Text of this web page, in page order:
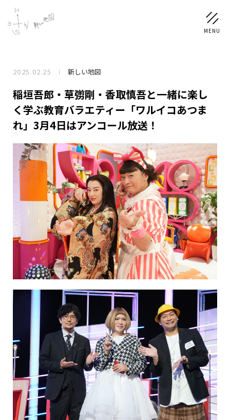
NEWS
SCHEDULE
稲垣 吾郎 草彅 剛 香取 慎吾
DISCOGRAPHY
CHIZUSHOP
NAKAMA入会
CHIZULOG
FAQ
お問い合わせ
メールマガジン登録/解除
2025.02.25 新しい地図
稲垣吾郎・草彅剛・香取慎吾と一緒に楽し
く学ぶ教育バラエティー「ワルイコあつま
れ」3月4日はアンコール放送！